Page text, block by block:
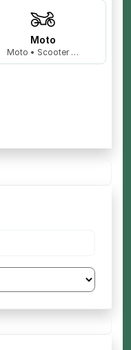
Moto
Moto • Scooter …